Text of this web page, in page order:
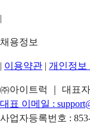
|
채용정보
| 이용약관 | 개인정보
㈜아이트럭 ｜ 대표
대표 이메일 :
사업자등록번호 :